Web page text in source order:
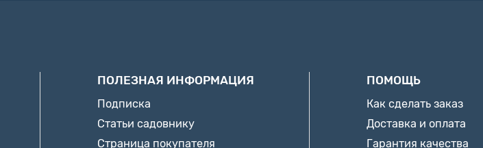
ПОЛЕЗНАЯ ИНФОРМАЦИЯ
Подписка
Статьи садовнику
Страница покупателя
ПОМОЩЬ
Как сделать заказ
Доставка и оплата
Гарантия качества